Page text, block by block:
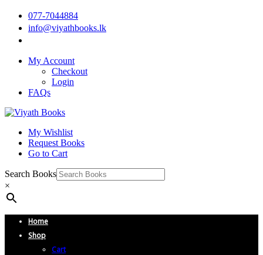
077-7044884
info@viyathbooks.lk
My Account
Checkout
Login
FAQs
My Wishlist
Request Books
Go to Cart
Search Books
×
Home
Shop
Cart